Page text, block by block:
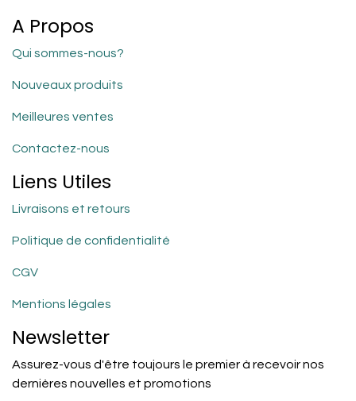
A Propos
Qui sommes-nous?
Nouveaux produits
Meilleures ventes
Contactez-nous
Liens Utiles
Livraisons et retours
Politique de confidentialité
CGV
Mentions légales
Newsletter
Assurez-vous d'être toujours le premier à recevoir nos
dernières nouvelles et promotions